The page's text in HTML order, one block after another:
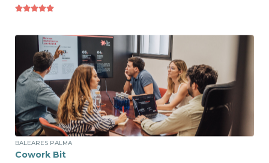

237€ /mes
Puesto Fijo
Ver espacio
BALEARES PALMA
Cowork Bit